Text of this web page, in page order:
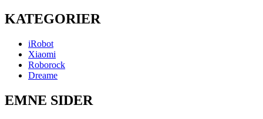
KATEGORIER
iRobot
Xiaomi
Roborock
Dreame
EMNE SIDER